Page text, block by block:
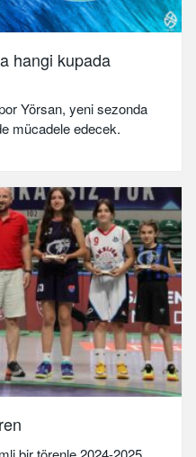
hangi kupada
Yörsan, yeni sezonda
mücadele edecek.